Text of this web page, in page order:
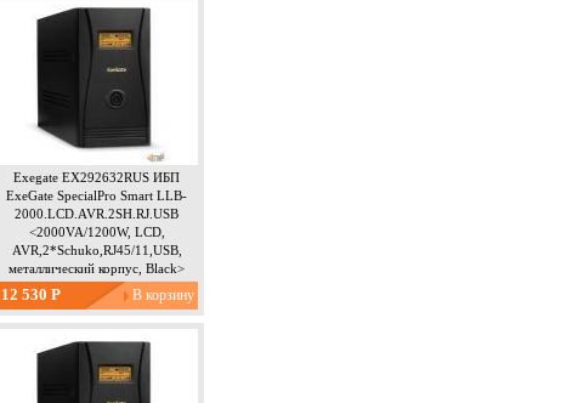
Exegate EX292632RUS ИБП
ExeGate SpecialPro Smart LLB-
2000.LCD.AVR.2SH.RJ.USB
<2000VA/1200W, LCD,
AVR,2*Schuko,RJ45/11,USB,
металлический корпус, Black>
12 530 Р